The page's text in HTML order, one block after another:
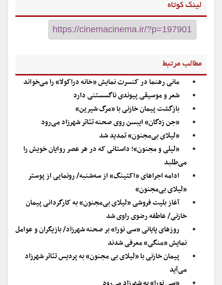
لینک کوتاه
مطالب مرتبط
مانی رهنما در کنسرت نمایش «خانه دراکولا» را می‌خواند
شعر و موسیقی پیوندی ناگسستنی دارد
بازگشت پیمان خازنی با «مرگ شیرین»
«جن زدگان» ایبسن روی صحنه تئاتر شهرزاد می‌رود
«لیلای بی‌مجنون» تمدید شد
«لیلی و مجنون»؛ داستانی که در هر عصر روایان خویش را
می‌طلبد
ادامه اجراهای «اکتینگ‌» از سه‌شنبه/ رونمایی از پوستر
«لیلای بی‌مجنون»
آغاز بلیت فروشی «لیلای بی‌مجنون» به کارگردانی پیمان
خازنی/ عاطفه رضوی راوی شد
روزهای پایانی «سی نورا» بر صحنه شهرزاد/ بازیگران و عوامل
نمایش «منگی» معرفی شدند
پیمان خازنی با «لیلای بی مجنون» به پردیس تئاتر شهرزاد
می‌آید